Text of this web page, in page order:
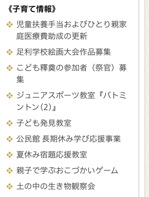
《子育て情報》
児童扶養手当およびひとり親家
庭医療費助成の更新
足利学校絵画大会作品募集
こども釋奠の参加者（祭官）募
集
ジュニアスポーツ教室『バトミ
ントン(2)』
子ども発見教室
公民館 長期休み学び応援事業
夏休み宿題応援教室
親子で学ぶおこづかいゲーム
土の中の生き物観察会